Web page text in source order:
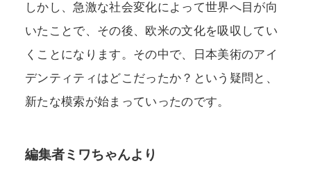
しかし、急激な社会変化によって世界へ目が向
いたことで、その後、欧米の文化を吸収してい
くことになります。その中で、日本美術のアイ
デンティティはどこだったか？という疑問と、
新たな模索が始まっていったのです。
編集者ミワちゃんより